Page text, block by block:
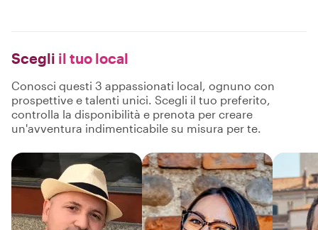
Scegli il tuo local
Conosci questi 3 appassionati local, ognuno con
prospettive e talenti unici. Scegli il tuo preferito,
controlla la disponibilità e prenota per creare
un'avventura indimenticabile su misura per te.